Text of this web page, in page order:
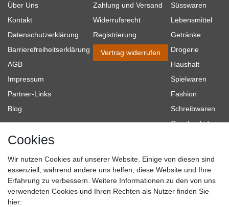
Über Uns
Kontakt
Datenschutzerklärung
Barrierefreiheitserklärung
AGB
Impressum
Partner-Links
Blog
Zahlung und Versand
Widerrufsrecht
Registrierung
Vertrag widerrufen
Süsswaren
Lebensmittel
Getränke
Drogerie
Haushalt
Spielwaren
Fashion
Schreibwaren
Geschenkideen
Topmarken
SICHER EINKAUFEN
Cookies
Wir nutzen Cookies auf unserer Website. Einige von diesen sind
essenziell, während andere uns helfen, diese Website und Ihre
Erfahrung zu verbessern. Weitere Informationen zu den von uns
verwendeten Cookies und Ihren Rechten als Nutzer finden Sie
hier: